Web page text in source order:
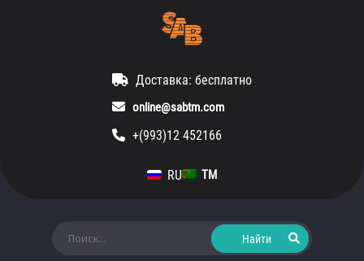
Доставка: бесплатно
online@sabtm.com
+(993)12 452166
RU TM